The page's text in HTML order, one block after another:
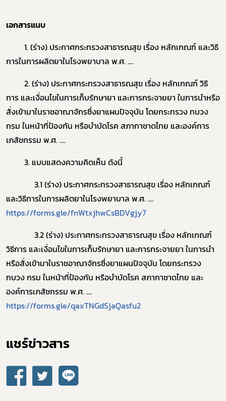
เอกสารแนบ
1.(ร่าง) ประกาศกระทรวงสาธารณสุข เรื่อง หลักเกณฑ์ และวิธี
การในการผลิตยาในโรงพยาบาล พ.ศ. ....
2.(ร่าง) ประกาศกระทรวงสาธารณสุข เรื่อง หลักเกณฑ์ วิธี
การ และเงื่อนไขในการเก็บรักษายา และการกระจายยา ในการนำหรือ
สั่งเข้ามาในราชอาณาจักรซึ่งยาแผนปัจจุบัน โดยกระทรวง ทบวง
กรม ในหน้าที่ป้องกัน หรือบำบัดโรค สภากาชาดไทย และองค์การ
เภสัชกรรม พ.ศ. ....
3. แบบแสดงความคิดเห็น ดังนี้
3.1 (ร่าง) ประกาศกระทรวงสาธารณสุข เรื่อง หลักเกณฑ์
และวิธีการในการผลิตยาในโรงพยาบาล พ.ศ. ....
https://forms.gle/fnWtxjhwCsBDVgjy7
3.2 (ร่าง) ประกาศกระทรวงสาธารณสุข เรื่อง หลักเกณฑ์
วิธีการ และเงื่อนไขในการเก็บรักษายา และการกระจายยา ในการนำ
หรือสั่งเข้ามาในราชอาณาจักรซึ่งยาแผนปัจจุบัน โดยกระทรวง
ทบวง กรม ในหน้าที่ป้องกัน หรือบำบัดโรค สภากาชาดไทย และ
องค์การเภสัชกรรม พ.ศ. ....
https://forms.gle/qaxTNGdSjaQasfu2
แชร์ข่าวสาร​
Subscribe
เลือกหัวข้อที่ท่านต้องการ Subscribe
ดาวรุ่ง